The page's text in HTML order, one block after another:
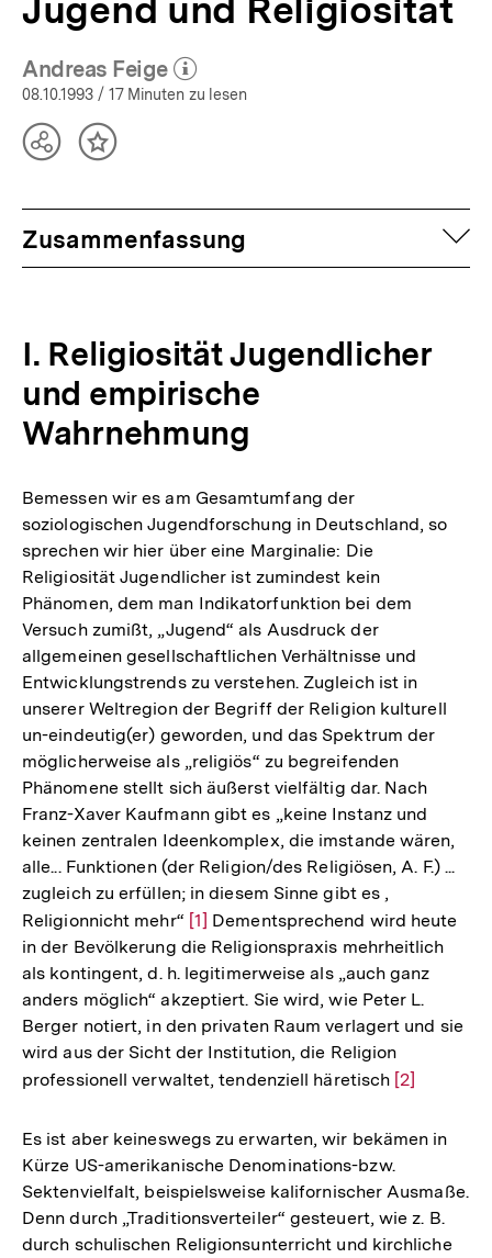
Jugend und Religiosität
Andreas Feige
(Mehr zum Autor)
öffnen
08.10.1993 / 17 Minuten zu lesen
TeilenInhalt
Zusammenfassung
I. Religiosität Jugendlicher
und empirische
Wahrnehmung
Bemessen wir es am Gesamtumfang der
soziologischen Jugendforschung in Deutschland, so
sprechen wir hier über eine Marginalie: Die
Religiosität Jugendlicher ist zumindest kein
Phänomen, dem man Indikatorfunktion bei dem
Versuch zumißt, „Jugend“ als Ausdruck der
allgemeinen gesellschaftlichen Verhältnisse und
Entwicklungstrends zu verstehen. Zugleich ist in
unserer Weltregion der Begriff der Religion kulturell
un-eindeutig(er) geworden, und das Spektrum der
möglicherweise als „religiös“ zu begreifenden
Phänomene stellt sich äußerst vielfältig dar. Nach
Franz-Xaver Kaufmann gibt es „keine Instanz und
keinen zentralen Ideenkomplex, die imstande wären,
alle... Funktionen (der Religion/des Religiösen, A. F.) ...
zugleich zu erfüllen; in diesem Sinne gibt es ,
Religionnicht mehr“ Zur
Auflösung
der
Fußnote
[1] Dementsprechend wird heute
in der Bevölkerung die Religionspraxis mehrheitlich
als kontingent, d. h. legitimerweise als „auch ganz
anders möglich“ akzeptiert. Sie wird, wie Peter L.
Berger notiert, in den privaten Raum verlagert und sie
wird aus der Sicht der Institution, die Religion
professionell verwaltet, tendenziell häretisch Zur
der
[2]
Es ist aber keineswegs zu erwarten, wir bekämen in
Kürze US-amerikanische Denominations-bzw.
Sektenvielfalt, beispielsweise kalifornischer Ausmaße.
Denn durch „Traditionsverteiler“ gesteuert, wie z. B.
durch schulischen Religionsunterricht und kirchliche